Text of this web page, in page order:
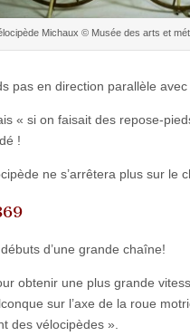
Michaux © Musée des arts et
pas en direction parallèle avec
« si on faisait des repose-
!
ne s’arrêtera plus sur le
d’une grande chaîne!
obtenir une plus grande
sur l’axe de la roue
des vélocipèdes ».